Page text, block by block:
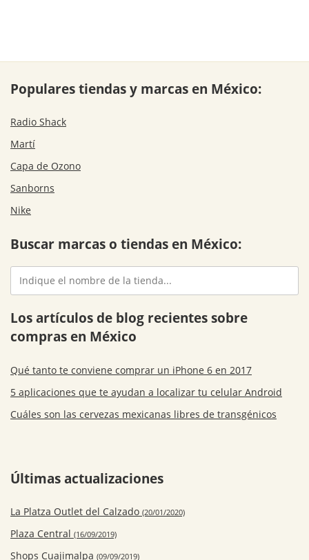
Populares tiendas y marcas en México:
Radio Shack
Martí
Capa de Ozono
Sanborns
Nike
Buscar marcas o tiendas en México:
Los artículos de blog recientes sobre
compras en México
Qué tanto te conviene comprar un iPhone 6 en 2017
5 aplicaciones que te ayudan a localizar tu celular Android
Cuáles son las cervezas mexicanas libres de transgénicos
Últimas actualizaciones
La Platza Outlet del Calzado (20/01/2020)
Plaza Central (16/09/2019)
Shops Cuajimalpa (09/09/2019)